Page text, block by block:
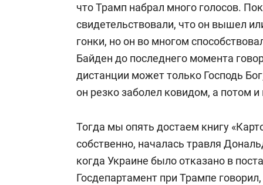
что Трамп набрал много голосов.
свидетельствовали, что он вышел
гонки, но он во многом
Байден до последнего момента
дистанции может только Господь
он резко заболел ковидом, а потом
Тогда мы опять достаем книгу
собственно, началась травля
когда Украине было отказано в
Госдепартамент при Трампе